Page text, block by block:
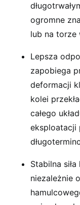
ogromne
lub na torze
Lepsza
zapobiega
deformacji
kolei
całego
eksploatacji
Stabilna
niezależnie